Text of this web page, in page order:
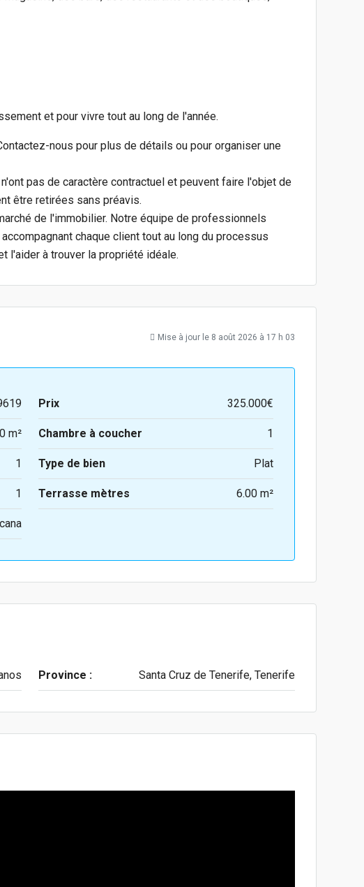
et pour vivre tout au long de l'année.
nous pour plus de détails ou pour organiser une
pas de caractère contractuel et peuvent faire l'objet de
être retirées sans préavis.
de l'immobilier. Notre équipe de professionnels
chaque client tout au long du processus
l'aider à trouver la propriété idéale.
Mise à jour le 8 août 2026 à 17 h 03
Prix 325.000€
m² Chambre à coucher 1
1 Type de bien Plat
1 Terrasse mètres 6.00 m²
Province : Santa Cruz de Tenerife, Tenerife